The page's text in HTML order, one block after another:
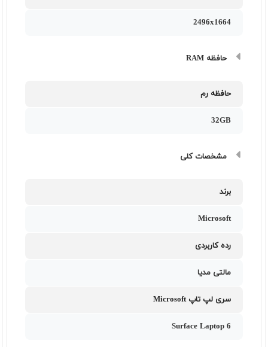
2496x1664
حافظه RAM
حافظه رم
32GB
مشخصات کلی
برند
Microsoft
رده کاربردی
مالتی مدیا
سری لپ تاپ Microsoft
Surface Laptop 6